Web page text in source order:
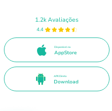
1.2k Avaliações
4.4
Disponível na
AppStore
APK Direto
Download